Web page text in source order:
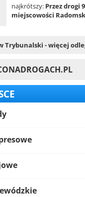
najkrótszy: Przez drogi
miejscowości
Trybunalski - więcej